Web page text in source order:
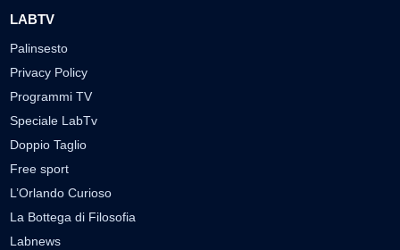
LABTV
Palinsesto
Privacy Policy
Programmi TV
Speciale LabTv
Doppio Taglio
Free sport
L’Orlando Curioso
La Bottega di Filosofia
Labnews